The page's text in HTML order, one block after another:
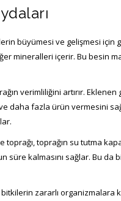
büyümesi ve gelişmesi
mineralleri içerir. Bu besin
verimliliğini artırır.
daha fazla ürün vermesini
toprağı, toprağın su tutma
süre kalmasını sağlar. Bu da
zararlı organizmalara